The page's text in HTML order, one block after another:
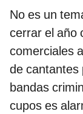
No es un
cerrar el año
comerciales
de cantantes
bandas
cupos es